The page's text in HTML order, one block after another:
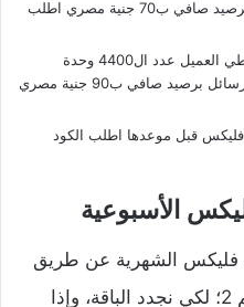
من دقائق وميجا بايتس ورسائل برصيد صافي ب70 جنية مصري اطلب
كود باقة كنترول فليكس ب90 تعطي العميل عدد ال4400 وحدة
فليكس من دقائق وميجا بايتس ورسائل برصيد صافي ب90 جنية مصري
فليكس قبل موعدها اطلب الكود
الأسبوعية
فليكس الشهرية عن طريق
الكود: *٢٢٥# وتضغط على رقم 2؛ لكي نجدد الباقة، وإذا